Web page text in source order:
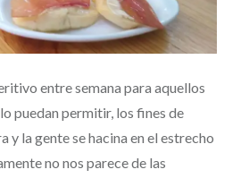
entre semana para aquellos
puedan permitir, los fines de
y la gente se hacina en el estrecho
no nos parece de las